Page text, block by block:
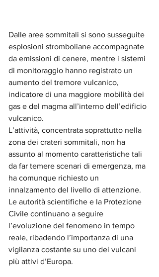
Dalle aree sommitali si sono susseguite
esplosioni stromboliane accompagnate
da emissioni di cenere, mentre i sistemi
di monitoraggio hanno registrato un
aumento del tremore vulcanico,
indicatore di una maggiore mobilità dei
gas e del magma all’interno dell’edificio
vulcanico.
L’attività, concentrata soprattutto nella
zona dei crateri sommitali, non ha
assunto al momento caratteristiche tali
da far temere scenari di emergenza, ma
ha comunque richiesto un
innalzamento del livello di attenzione.
Le autorità scientifiche e la Protezione
Civile continuano a seguire
l’evoluzione del fenomeno in tempo
reale, ribadendo l’importanza di una
vigilanza costante su uno dei vulcani
più attivi d’Europa.